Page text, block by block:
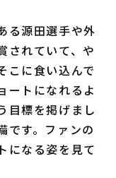
る源田選手や外
されていて、や
こに食い込んで
ートになれるよ
目標を掲げまし
です。ファンの
になる姿を見て